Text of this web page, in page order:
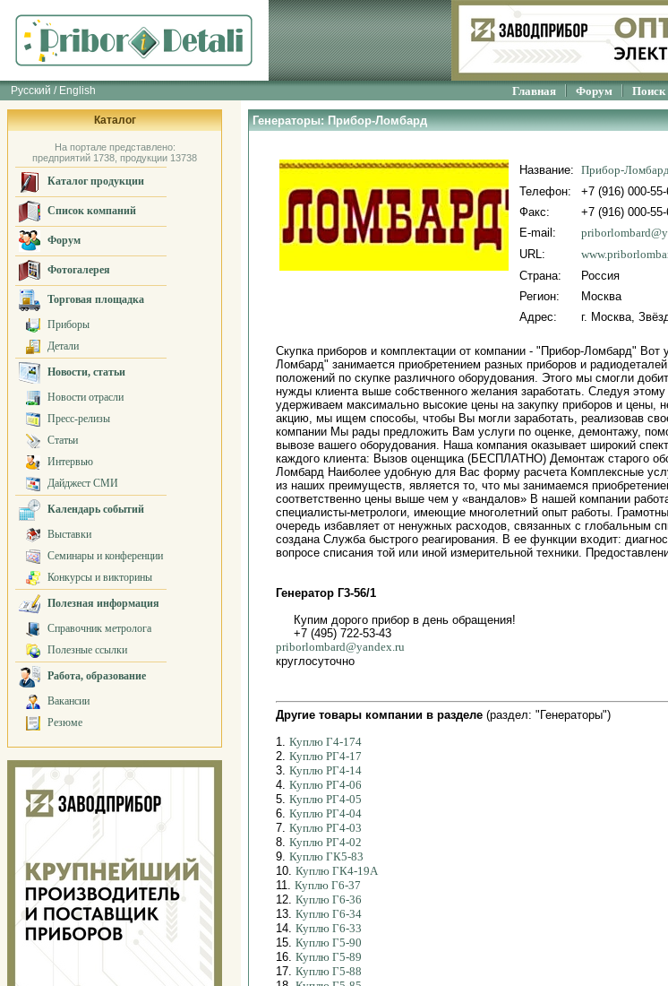
Русский / English Главная Форум Поиск
Каталог
На портале представлено:
предприятий 1738, продукции 13738
Каталог продукции
Список компаний
Форум
Фотогалерея
Торговая площадка
Приборы
Детали
Новости, статьи
Новости отрасли
Пресс-релизы
Статьи
Интервью
Дайджест СМИ
Календарь событий
Выставки
Семинары и конференции
Конкурсы и викторины
Полезная информация
Справочник метролога
Полезные ссылки
Работа, образование
Вакансии
Резюме
Генераторы: Прибор-Ломбард
Название: Прибор-Ломбард
Телефон:
+7 (916) 000-
Факс:
+7 (916) 000-
E-mail:
URL:
Страна:
Россия
Регион:
Москва
Адрес:
г. Москва,
Скупка приборов и комплектации от компании - "Прибор-Ломбард"
Ломбард" занимается приобретением разных приборов и
положений по скупке различного оборудования. Этого мы смогли
нужды клиента выше собственного желания заработать. Следуя
удерживаем максимально высокие цены на закупку приборов и
акцию, мы ищем способы, чтобы Вы могли заработать, реализовав
компании Мы рады предложить Вам услуги по оценке, демонтажу,
вывозе вашего оборудования. Наша компания оказывает широкий
каждого клиента: Вызов оценщика (БЕСПЛАТНО) Демонтаж старого
Ломбард Наиболее удобную для Вас форму расчета Комплексные
из наших преимуществ, является то, что мы занимаемся
соответственно цены выше чем у «вандалов» В нашей компании
специалисты-метрологи, имеющие многолетний опыт работы.
очередь избавляет от ненужных расходов, связанных с глобальным
создана Служба быстрого реагирования. В ее функции входит:
вопросе списания той или иной измерительной техники.
Генератор Г3-56/1
Купим дорого прибор в день обращения!
+7 (495) 722-53-43
priborlombard@yandex.ru
круглосуточно
Другие товары компании в разделе (раздел: "Генераторы")
1. Куплю Г4-174
2. Куплю РГ4-17
3. Куплю РГ4-14
4. Куплю РГ4-06
5. Куплю РГ4-05
6. Куплю РГ4-04
7. Куплю РГ4-03
8. Куплю РГ4-02
9. Куплю ГК5-83
10. Куплю ГК4-19А
11. Куплю Г6-37
12. Куплю Г6-36
13. Куплю Г6-34
14. Куплю Г6-33
15. Куплю Г5-90
16. Куплю Г5-89
17. Куплю Г5-88